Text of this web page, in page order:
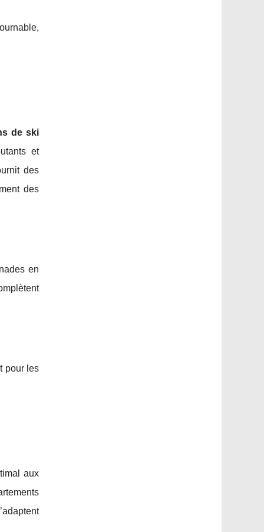
de ski
et
des
des
en
pour les
aux